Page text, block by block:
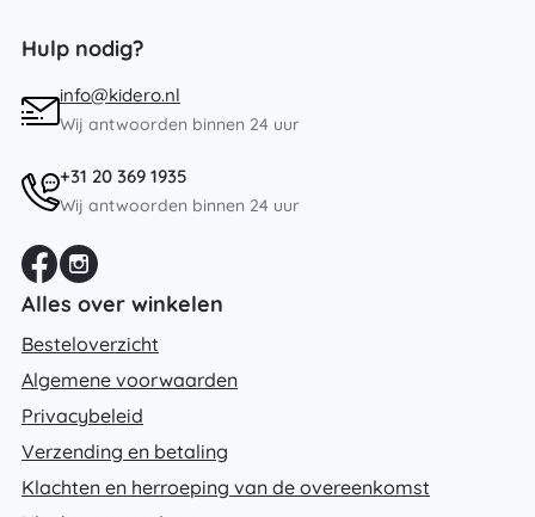
Hulp nodig?
info@kidero.nl
Wij antwoorden binnen 24 uur
+31 20 369 1935
Wij antwoorden binnen 24 uur
Alles over winkelen
Besteloverzicht
Algemene voorwaarden
Privacybeleid
Verzending en betaling
Klachten en herroeping van de overeenkomst